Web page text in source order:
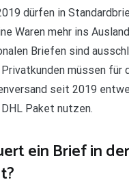
dürfen in
Waren mehr ins
Briefen sind
müssen für
seit 2019
Paket nutzen.
ein Brief in der